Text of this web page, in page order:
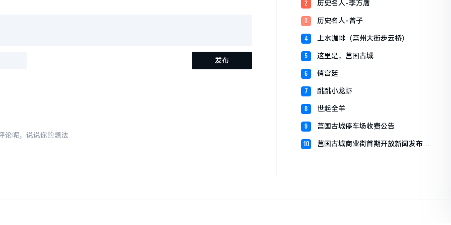
论呢，说说你的想法
2 历史名人-李方膺
3 历史名人-曾子
4 上水咖啡（莒州大街步云桥）
5 这里是，莒国古城
6 俏宫廷
7 跳跳小龙虾
8 世起全羊
9 莒国古城停车场收费公告
10
莒国古城商业街首期开放新闻发布会